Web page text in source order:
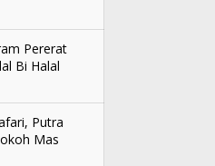
Pererat
Bi Halal
Putra
Mas